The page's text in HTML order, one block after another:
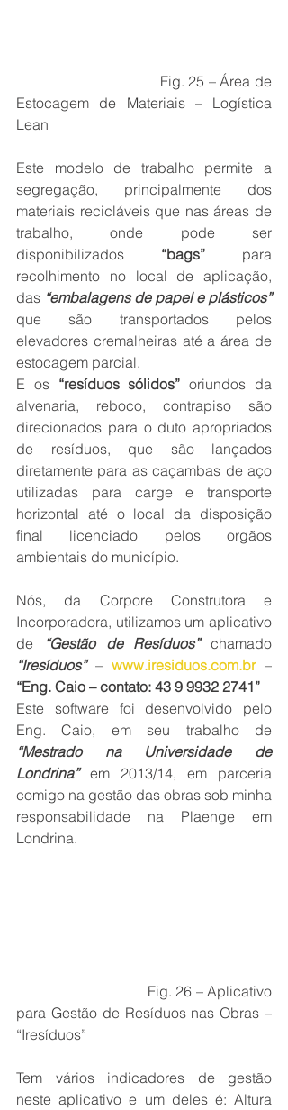
Estocagem de Materiais – Logística
Lean
Este modelo de trabalho permite a
segregação, principalmente dos
materiais recicláveis que nas áreas de
trabalho, onde pode ser
disponibilizados “bags” para
recolhimento no local de aplicação,
das “embalagens de papel e plásticos”
que são transportados pelos
elevadores cremalheiras até a área de
estocagem parcial.
E os “resíduos sólidos” oriundos da
alvenaria, reboco, contrapiso são
direcionados para o duto apropriados
de resíduos, que são lançados
diretamente para as caçambas de aço
utilizadas para carge e transporte
horizontal até o local da disposição
final licenciado pelos orgãos
ambientais do município.
Nós, da Corpore Construtora e
Incorporadora, utilizamos um aplicativo
de
“Gestão de Resíduos”
“Iresíduos” – www.iresiduos.com.br
“Eng. Caio – contato: 43 9 9932 2741”
Este software foi desenvolvido pelo
“Mestrado na Universidade de
Londrina” em 2013/14, em parceria
comigo na gestão das obras sob minha
responsabilidade na Plaenge em
Londrina.
para Gestão de Resíduos nas Obras –
“Iresíduos”
Tem vários indicadores de gestão
neste aplicativo e um deles é: Altura